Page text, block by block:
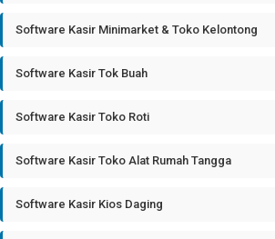
Software Kasir Minimarket & Toko Kelontong
Software Kasir Tok Buah
Software Kasir Toko Roti
Software Kasir Toko Alat Rumah Tangga
Software Kasir Kios Daging